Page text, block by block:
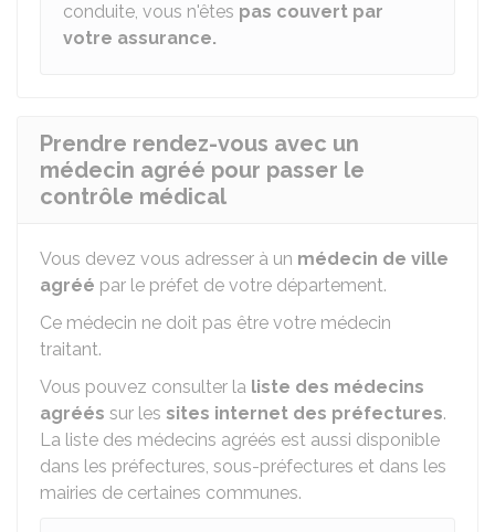
conduite, vous n'êtes pas couvert par
votre assurance.
Prendre rendez-vous avec un
médecin agréé pour passer le
contrôle médical
Vous devez vous adresser à un médecin de ville
agréé par le préfet de votre département.
Ce médecin ne doit pas être votre médecin
traitant.
Vous pouvez consulter la liste des médecins
agréés sur les sites internet des préfectures.
La liste des médecins agréés est aussi disponible
dans les préfectures, sous-préfectures et dans les
mairies de certaines communes.